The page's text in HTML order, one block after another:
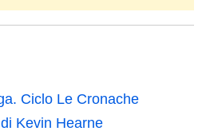
Ciclo Le Cronache
Kevin Hearne